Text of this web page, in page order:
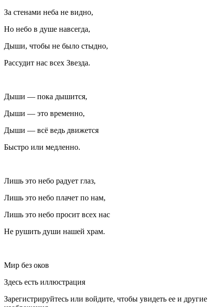
За стенами неба не видно,
Но небо в душе навсегда,
Дыши, чтобы не было стыдно,
Рассудит нас всех Звезда.
Дыши — пока дышится,
Дыши — это временно,
Дыши — всё ведь движется
Быстро или медленно.
Лишь это небо радует глаз,
Лишь это небо плачет по нам,
Лишь это небо просит всех нас
Не рушить души нашей храм.
Мир без оков
Здесь есть иллюстрация
Зарегистрируйтесь или войдите, чтобы увидеть ее и другие